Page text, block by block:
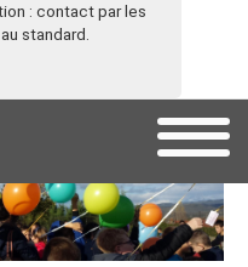
: contact par les
standard.